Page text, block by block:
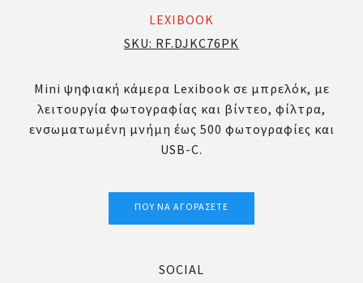
LEXIBOOK
SKU: RF.DJKC76PK
Mini ψηφιακή κάμερα Lexibook σε μπρελόκ, με
λειτουργία φωτογραφίας και βίντεο, φίλτρα,
ενσωματωμένη μνήμη έως 500 φωτογραφίες και
USB-C.
ΠΟΎ ΝΑ ΑΓΟΡΆΣΕΤΕ
SOCIAL